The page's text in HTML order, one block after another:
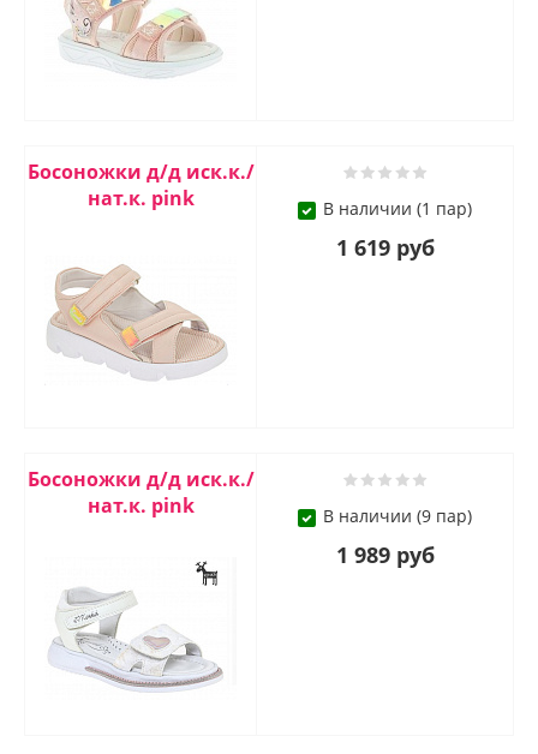
Босоножки д/д иск.к./
нат.к. pink
В наличии (1 пар)
1 619 руб
Босоножки д/д иск.к./
нат.к. pink
В наличии (9 пар)
1 989 руб